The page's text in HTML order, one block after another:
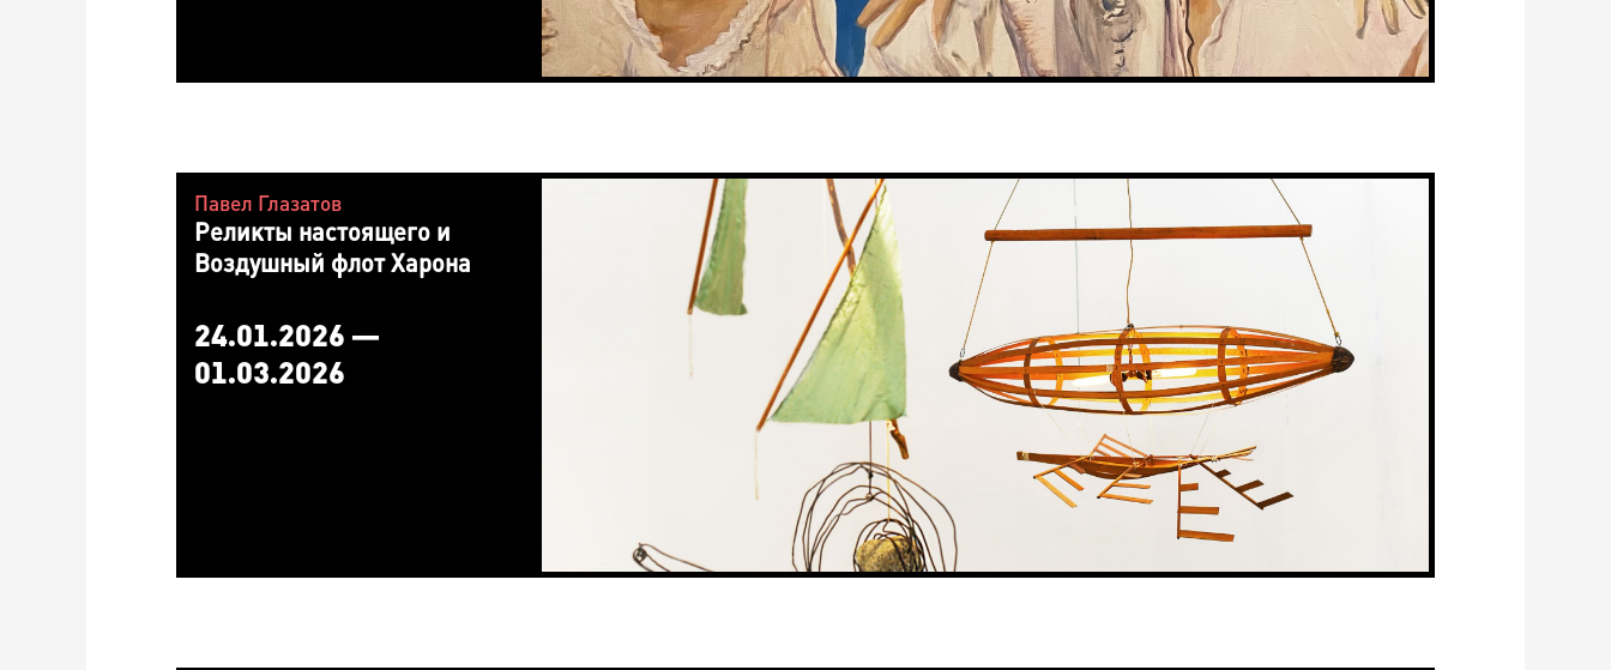
Павел Глазатов
Реликты настоящего и
Воздушный флот Харона
24.01.2026 —
01.03.2026